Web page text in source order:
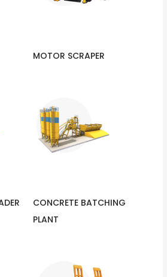
MOTOR SCRAPER
CONCRETE BATCHING
PLANT